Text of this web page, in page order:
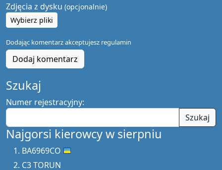
Zdjęcia z dysku (opcjonalnie)
Wybierz pliki
Dodając komentarz akceptujesz regulamin
Dodaj komentarz
Szukaj
Numer rejestracyjny:
Szukaj
Najgorsi kierowcy w sierpniu
BA6969CO
C3 TORUN